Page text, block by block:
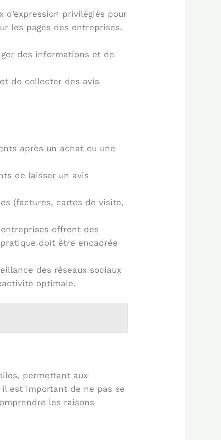
d’expression privilégiés pour
les pages des entreprises.
des informations et de
de collecter des avis
après un achat ou une
de laisser un avis
(factures, cartes de visite,
offrent des
doit être encadrée
des réseaux sociaux
optimale.
permettant aux
il est important de ne pas se
les raisons